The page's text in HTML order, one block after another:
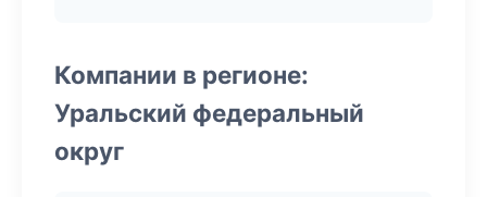
Компании в регионе:
Уральский федеральный
округ